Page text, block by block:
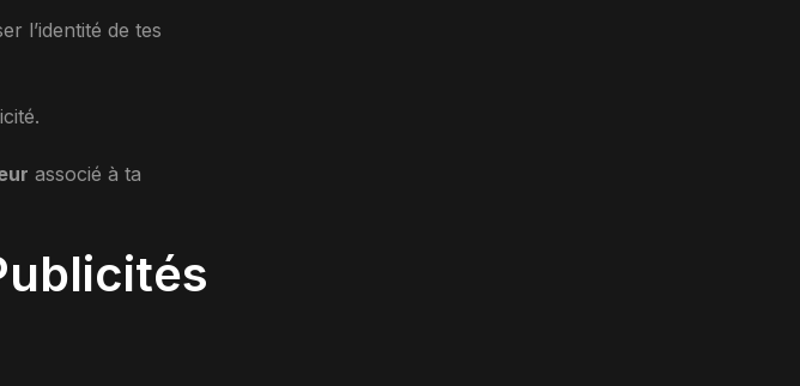
l’identité de tes
associé à ta